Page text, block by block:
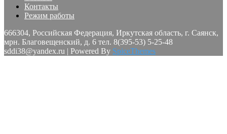
Контакты
Режим работы
666304, Российская Федерация, Иркутская область, г. Саянск,
мрн. Благовещенский, д. 6 тел. 8(395-53) 5-25-48
sddi38@yandex.ru | Powered By SpiceThemes